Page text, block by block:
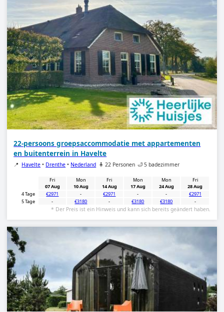
22-persoons groepsaccommodatie met appartementen
en buitenterrein in Havelte
📍 Havelte • Drenthe • Nederland 🧍 22 Personen 🛁 5 badezimmer
Fri
07 Aug
Mon
10 Aug
Fri
14 Aug
Mon
17 Aug
Mon
24 Aug
Fri
28 Aug
4 Tage
€2971 - €2971 - -
€2971
5 Tage
- €3180 - €3180 €3180 -
* Der Preis ist ein Hinweis und kann sich bereits geändert haben.